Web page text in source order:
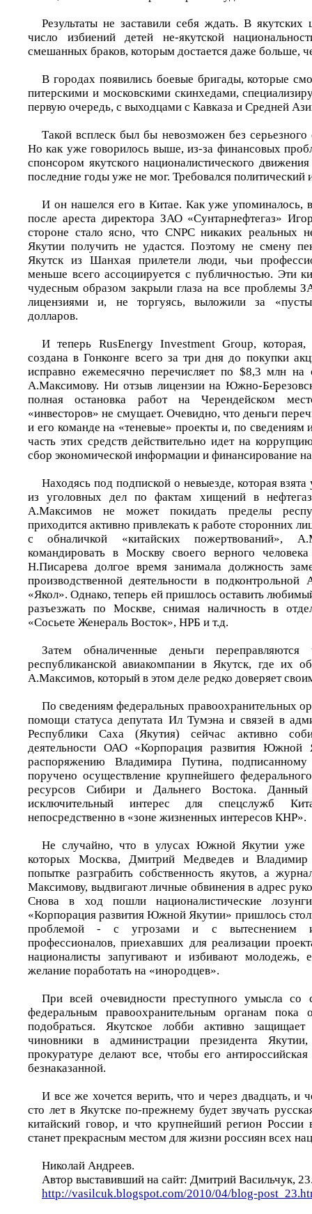
Результаты не заставили себя ждать. В якутских
число избиений детей не-якутской
смешанных браков, которым достается даже больше,
В городах появились боевые бригады, которые
питерскими и московскими скинхедами,
первую очередь, с выходцами с Кавказа и Средней
Такой всплеск был бы невозможен без серьезного
Но как уже говорилось выше, из-за финансовых
спонсором якутского националистического
последние годы уже не мог. Требовался политический
И он нашелся его в Китае. Как уже упоминалось,
после ареста директора ЗАО «Сунтарнефтегаз»
стороне стало ясно, что CNPC никаких реальных
Якутии получить не удастся. Поэтому не смену
Якутск из Шанхая прилетели люди, чьи
меньше всего ассоциируется с публичностью. Эти
чудесным образом закрыли глаза на все проблемы
лицензиями и, не торгуясь, выложили за
долларов.
И теперь RusEnergy Investment Group, которая,
создана в Гонконге всего за три дня до покупки
исправно ежемесячно перечисляет по $8,3 млн на
А.Максимову. Ни отзыв лицензии на Южно-
полная остановка работ на Черендейском
«инвесторов» не смущает. Очевидно, что деньги
и его команде на «теневые» проекты и, по сведениям
часть этих средств действительно идет на
сбор экономической информации и финансирование
Находясь под подпиской о невыезде, которая
из уголовных дел по фактам хищений в
А.Максимов не может покидать пределы
приходится активно привлекать к работе сторонних
с обналичкой «китайских пожертвований»,
командировать в Москву своего верного
Н.Писарева долгое время занимала должность
производственной деятельности в
«Якол». Однако, теперь ей пришлось оставить
разъезжать по Москве, снимая наличность в
«Сосьете Женераль Восток», НРБ и т.д.
Затем обналиченные деньги переправляются
республиканской авиакомпании в Якутск, где их
А.Максимов, который в этом деле редко доверяет
По сведениям федеральных правоохранительных
помощи статуса депутата Ил Тумэна и связей в
Республики Саха (Якутия) сейчас активно
деятельности ОАО «Корпорация развития Южной
распоряжению Владимира Путина,
поручено осуществление крупнейшего
ресурсов Сибири и Дальнего Востока. Данный
исключительный интерес для спецслужб
непосредственно в «зоне жизненных интересов КНР».
Не случайно, что в улусах Южной Якутии уже
которых Москва, Дмитрий Медведев и
попытке разграбить собственность якутов, а
Максимову, выдвигают личные обвинения в адрес
Снова в ход пошли националистические
«Корпорация развития Южной Якутии» пришлось
проблемой - с угрозами и с вытеснением
профессионалов, приехавших для реализации
националисты запугивают и избивают молодежь,
желание поработать на «инородцев».
При всей очевидности преступного умысла со
федеральным правоохранительным органам
подобраться. Якутское лобби активно
чиновники в администрации президента
прокуратуре делают все, чтобы его антироссийская
безнаказанной.
И все же хочется верить, что и через двадцать, и
сто лет в Якутске по-прежнему будет звучать
китайский говор, и что крупнейший регион
станет прекрасным местом для жизни россиян всех
Николай Андреев.
Автор выставивший на сайт: Дмитрий Васильчук,
http://vasilcuk.blogspot.com/2010/04/blog-